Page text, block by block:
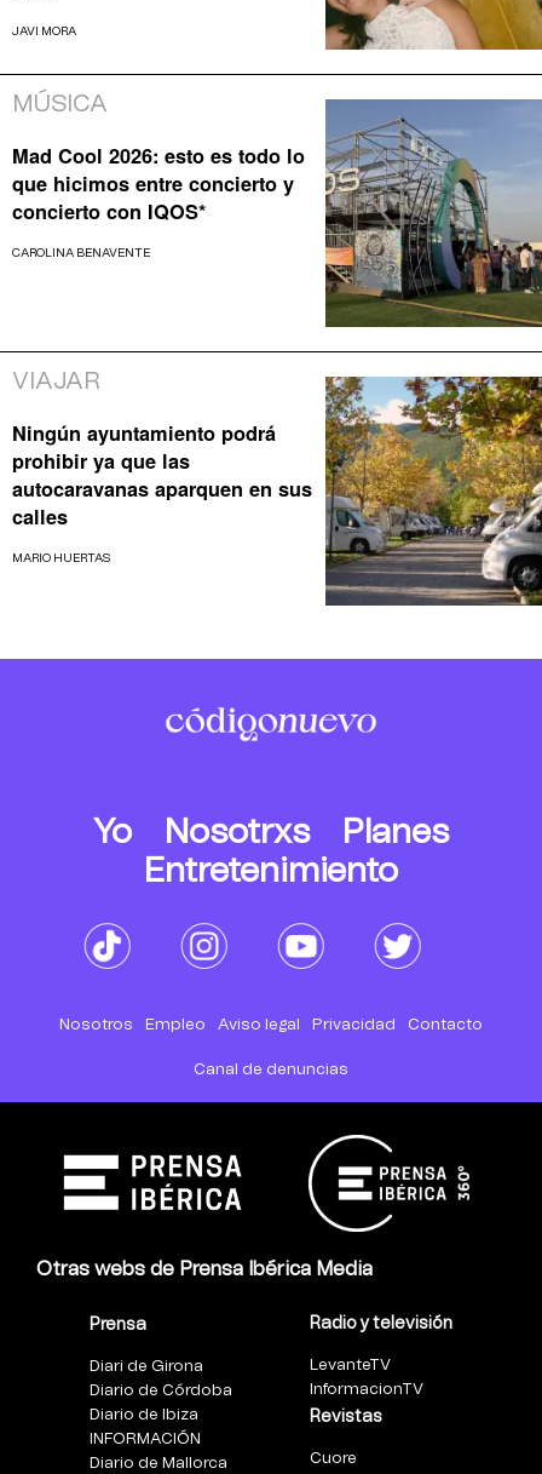
JAVI MORA
MÚSICA
Mad Cool 2026: esto es todo lo
que hicimos entre concierto y
concierto con IQOS*
CAROLINA BENAVENTE
VIAJAR
Ningún ayuntamiento podrá
prohibir ya que las
autocaravanas aparquen en sus
calles
MARIO HUERTAS
Yo Nosotrxs
Planes
Entretenimiento
Nosotros Empleo Aviso legal Privacidad Contacto
Canal de denuncias
Otras webs de Prensa Ibérica Media
Prensa
Diari de Girona
Diario de Córdoba
Diario de Ibiza
INFORMACIÓN
Diario de Mallorca
Radio y televisión
LevanteTV
InformacionTV
Revistas
Cuore